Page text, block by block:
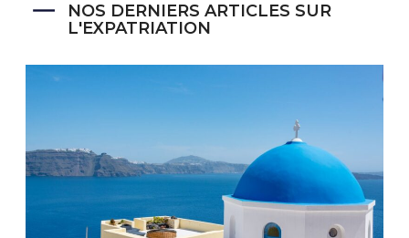
NOS DERNIERS ARTICLES SUR
L'EXPATRIATION